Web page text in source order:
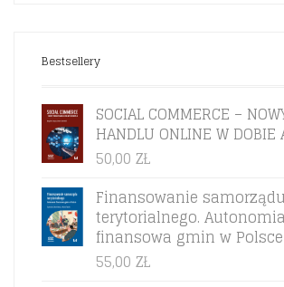
Bestsellery
SOCIAL COMMERCE –
HANDLU ONLINE W DOBIE
50,00 ZŁ
Finansowanie samorządu
terytorialnego. Autonomia
finansowa gmin w Polsce
55,00 ZŁ